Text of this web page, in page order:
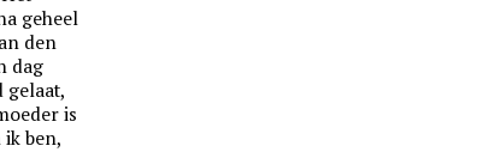
geheel
den
dag
gelaat,
is
ben,